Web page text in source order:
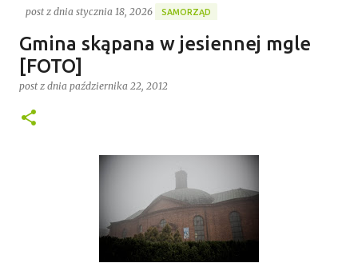
Gospodarstwo Rybackie Przygodzice
Najnowszy post
post z dnia stycznia 18, 2026 SAMORZĄD
Ponad 4 godziny trwała ostatnia w 2025 roku XVI sesja
Rady Gminy Przygodzice ustanawiając dotychczasowy
rekord długości posiedzenia rady w kadencji 2024-
„ZMIANA”. Jednym z pierwszych punktów był bowiem
Wnuk finalnie stracił stanowisko, a nową
przewodniczącą została Joanna Jabłecka -
dotychczasowa wiceprzewodnicząca.
Gmina skąpana w jesiennej mgle
[FOTO]
post z dnia października 22, 2012